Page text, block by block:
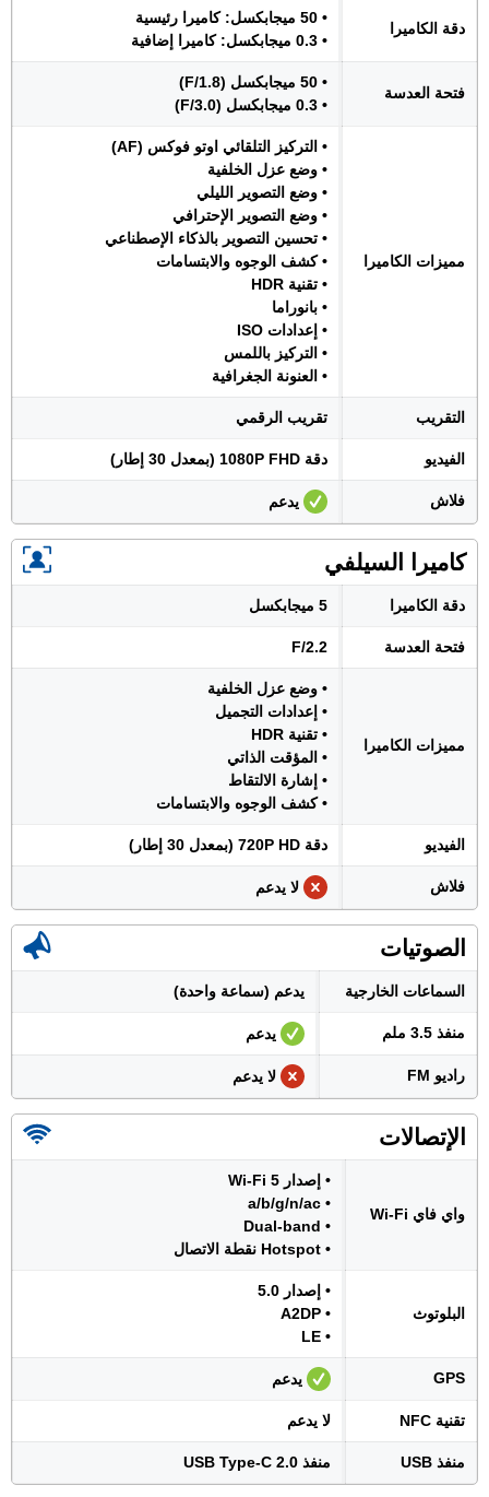
دقة الكاميرا
• 50 ميجابكسل: كاميرا رئيسية
• 0.3 ميجابكسل: كاميرا إضافية
فتحة العدسة
• 50 ميجابكسل (F/1.8)
• 0.3 ميجابكسل (F/3.0)
مميزات الكاميرا
• التركيز التلقائي اوتو فوكس (AF)
• وضع عزل الخلفية
• وضع التصوير الليلي
• وضع التصوير الإحترافي
• تحسين التصوير بالذكاء الإصطناعي
• كشف الوجوه والابتسامات
• تقنية HDR
• بانوراما
• إعدادات ISO
• التركيز باللمس
• العنونة الجغرافية
التقريب تقريب الرقمي
الفيديو دقة 1080P FHD (بمعدل 30 إطار)
فلاش يدعم
كاميرا السيلفي
دقة الكاميرا 5 ميجابكسل
فتحة العدسة F/2.2
مميزات الكاميرا
• وضع عزل الخلفية
• إعدادات التجميل
• تقنية HDR
• المؤقت الذاتي
• إشارة الالتقاط
• كشف الوجوه والابتسامات
الفيديو دقة 720P HD (بمعدل 30 إطار)
فلاش لا يدعم
الصوتيات
السماعات الخارجية يدعم (سماعة واحدة)
منفذ 3.5 ملم يدعم
راديو FM لا يدعم
الإتصالات
واي فاي Wi-Fi
• إصدار Wi-Fi 5
• a/b/g/n/ac
• Dual-band
• Hotspot نقطة الاتصال
البلوتوث
• إصدار 5.0
• A2DP
• LE
GPS يدعم
تقنية NFC لا يدعم
منفذ USB منفذ USB Type-C 2.0